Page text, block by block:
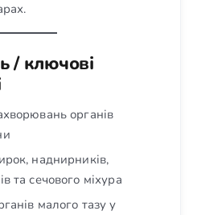
/ ключові
органів
наднирників,
та сечового міхура
малого тазу у